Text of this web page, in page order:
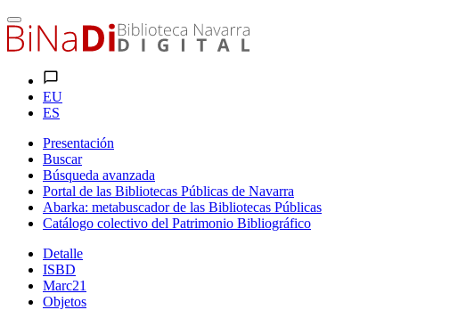
EU
ES
Presentación
Buscar
Búsqueda avanzada
Portal de las Bibliotecas Públicas de Navarra
Abarka: metabuscador de las Bibliotecas Públicas
Catálogo colectivo del Patrimonio Bibliográfico
Detalle
ISBD
Marc21
Objetos